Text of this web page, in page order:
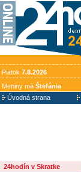
Piatok 7.8.2026
Meniny má Štefánia
Úvodná strana
24hodín v Skratke